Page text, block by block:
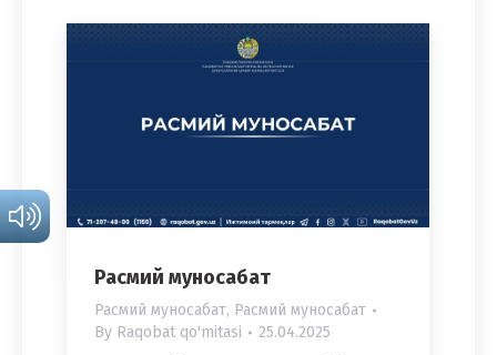
Расмий муносабат
Расмий муносабат, Расмий муносабат
By Raqobat qo'mitasi 25.04.2025